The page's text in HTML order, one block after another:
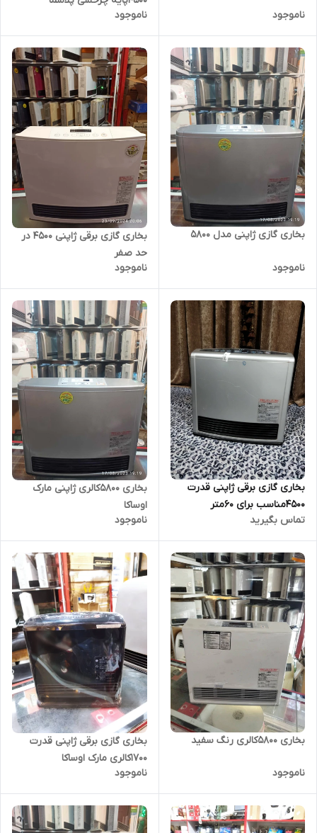
ناموجود
ناموجود
بخاری گازی ژاپنی مدل 5800
ناموجود
بخاری گازی برقی ژاپنی 4500 در
حد صفر
ناموجود
بخاری گازی برقی ژاپنی قدرت
4500مناسب برای 60متر
تماس بگیرید
بخاری 5800کالری ژاپنی مارک
اوساکا
ناموجود
بخاری 5800کالری رنگ سفید
ناموجود
بخاری گازی برقی ژاپنی قدرت
1700کالری مارک اوساکا
ناموجود